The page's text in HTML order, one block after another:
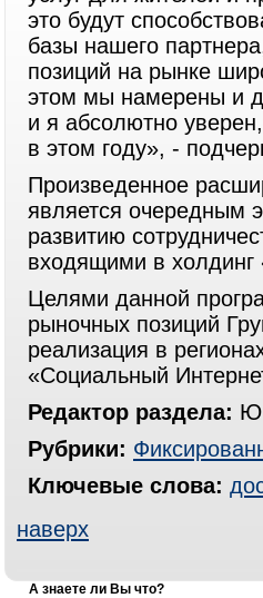
это будут
базы нашего
позиций на рынке
этом мы намерены и
и я абсолютно
в этом году», -
Произведенное
является очередным
развитию
входящими в холдинг
Целями данной
рыночных позиций
реализация в
«Социальный
Редактор раздела:
Рубрики:
Ключевые слова:
наверх
А знаете ли Вы что?